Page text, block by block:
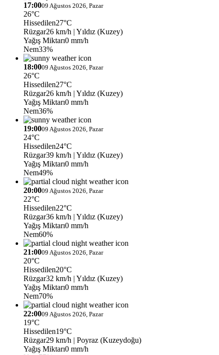
17:0009 Ağustos 2026, Pazar
26°C
Hissedilen27°C
Rüzgar26 km/h | Yıldız (Kuzey)
Yağış Miktarı0 mm/h
Nem33%
18:0009 Ağustos 2026, Pazar
26°C
Hissedilen27°C
Rüzgar26 km/h | Yıldız (Kuzey)
Yağış Miktarı0 mm/h
Nem36%
19:0009 Ağustos 2026, Pazar
24°C
Hissedilen24°C
Rüzgar39 km/h | Yıldız (Kuzey)
Yağış Miktarı0 mm/h
Nem49%
20:0009 Ağustos 2026, Pazar
22°C
Hissedilen22°C
Rüzgar36 km/h | Yıldız (Kuzey)
Yağış Miktarı0 mm/h
Nem60%
21:0009 Ağustos 2026, Pazar
20°C
Hissedilen20°C
Rüzgar32 km/h | Yıldız (Kuzey)
Yağış Miktarı0 mm/h
Nem70%
22:0009 Ağustos 2026, Pazar
19°C
Hissedilen19°C
Rüzgar29 km/h | Poyraz (Kuzeydoğu)
Yağış Miktarı0 mm/h